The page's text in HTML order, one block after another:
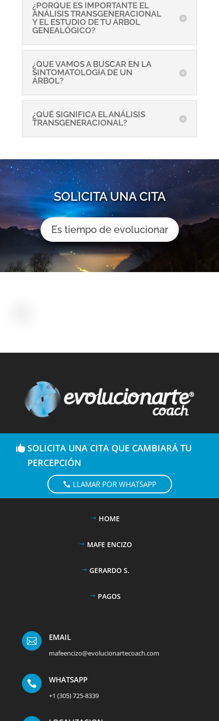
¿PORQUE ES IMPORTANTE EL
ANÁLISIS TRANSGENERACIONAL
Y EL ESTUDIO DE TU ÁRBOL
GENEALÓGICO?
¿QUE VAMOS A BUSCAR EN LA
SINTOMATOLOGÍA DE UN
ÁRBOL?
¿QUÉ SIGNIFICA EL ANÁLISIS
TRANSGENERACIONAL?
SOLICITA UNA CITA
Es tiempo de evolucionar
SOLICITA UNA CITA QUE CAMBIARÁ TU
PERCEPCIÓN
LLAMAR POR WHATSAPP
HOME
MAFE ENCIZO
GERARDO S.
PAGOS
 EMAIL
mafeencizo@evolucionartecoach.com
 WHATSAPP
+1 (305) 725-8339